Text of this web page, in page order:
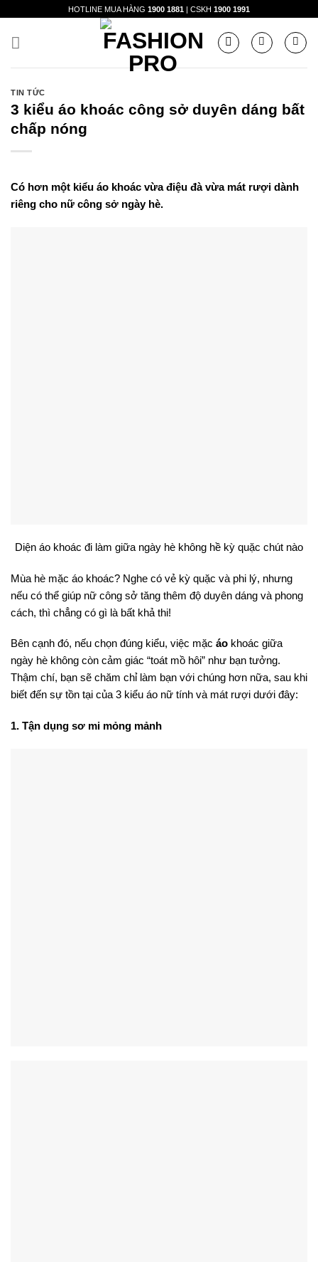
content
HOTLINE MUA HÀNG 1900 1881 | CSKH 1900 1991
TIN TỨC
3 kiểu áo khoác công sở duyên dáng bất
chấp nóng
Có hơn một kiểu áo khoác vừa điệu đà vừa mát rượi dành
riêng cho nữ công sở ngày hè.
Diện áo khoác đi làm giữa ngày hè không hề kỳ quặc chút nào
Mùa hè mặc áo khoác? Nghe có vẻ kỳ quặc và phi lý, nhưng
nếu có thể giúp nữ công sở tăng thêm độ duyên dáng và phong
cách, thì chẳng có gì là bất khả thi!
Bên cạnh đó, nếu chọn đúng kiểu, việc mặc áo khoác giữa
ngày hè không còn cảm giác “toát mồ hôi” như bạn tưởng.
Thậm chí, bạn sẽ chăm chỉ làm bạn với chúng hơn nữa, sau khi
biết đến sự tồn tại của 3 kiểu áo nữ tính và mát rượi dưới đây:
1. Tận dụng sơ mi mỏng mảnh